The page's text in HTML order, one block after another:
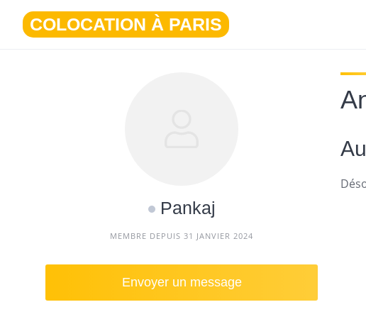
contenu
COLOCATION À PARIS
Pankaj
MEMBRE DEPUIS 31 JANVIER 2024
Envoyer un message